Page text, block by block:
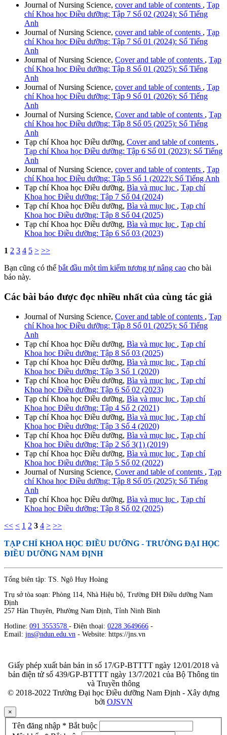
Journal of Nursing Science, cover and table of contents , Tạp
chí Khoa học Điều dưỡng: Tập 7 Số 02 (2024): Số Tiếng
Anh
Journal of Nursing Science, cover and table of contents , Tạp
chí Khoa học Điều dưỡng: Tập 7 Số 01 (2024): Số Tiếng
Anh
Journal of Nursing Science, Cover and table of contents , Tạp
chí Khoa học Điều dưỡng: Tập 8 Số 01 (2025): Số Tiếng
Anh
Journal of Nursing Science, cover and table of contents , Tạp
chí Khoa học Điều dưỡng: Tập 9 Số 01 (2026): Số Tiếng
Anh
Journal of Nursing Science, Cover and table of contents , Tạp
chí Khoa học Điều dưỡng: Tập 8 Số 05 (2025): Số Tiếng
Anh
Tạp chí Khoa học Điều dưỡng, Cover and table of contents ,
Tạp chí Khoa học Điều dưỡng: Tập 6 Số 01 (2023): Số Tiếng
Anh
Journal of Nursing Science, cover and table of contents , Tạp
chí Khoa học Điều dưỡng: Tập 5 Số 1 (2022): Số Tiếng Anh
Tạp chí Khoa học Điều dưỡng, Bìa và mục lục , Tạp chí
Khoa học Điều dưỡng: Tập 7 Số 04 (2024)
Tạp chí Khoa học Điều dưỡng, Bìa và mục lục , Tạp chí
Khoa học Điều dưỡng: Tập 8 Số 04 (2025)
Tạp chí Khoa học Điều dưỡng, Bìa và mục lục , Tạp chí
Khoa học Điều dưỡng: Tập 6 Số 03 (2023)
1 2 3 4 5 > >>
Bạn cũng có thể bắt đầu một tìm kiếm tương tự nâng cao cho bài
báo này.
Các bài báo được đọc nhiều nhất của cùng tác giả
Journal of Nursing Science, Cover and table of contents , Tạp
chí Khoa học Điều dưỡng: Tập 8 Số 01 (2025): Số Tiếng
Anh
Tạp chí Khoa học Điều dưỡng, Bìa và mục lục , Tạp chí
Khoa học Điều dưỡng: Tập 8 Số 03 (2025)
Tạp chí Khoa học Điều dưỡng, Bìa và mục lục , Tạp chí
Khoa học Điều dưỡng: Tập 3 Số 1 (2020)
Tạp chí Khoa học Điều dưỡng, Bìa và mục lục , Tạp chí
Khoa học Điều dưỡng: Tập 6 Số 02 (2023)
Tạp chí Khoa học Điều dưỡng, Bìa và mục lục , Tạp chí
Khoa học Điều dưỡng: Tập 4 Số 2 (2021)
Tạp chí Khoa học Điều dưỡng, Bìa và mục lục , Tạp chí
Khoa học Điều dưỡng: Tập 3 Số 4 (2020)
Tạp chí Khoa học Điều dưỡng, Bìa và mục lục , Tạp chí
Khoa học Điều dưỡng: Tập 2 Số 3(1) (2019)
Tạp chí Khoa học Điều dưỡng, Bìa và mục lục , Tạp chí
Khoa học Điều dưỡng: Tập 5 Số 02 (2022)
Journal of Nursing Science, Cover and table of contents , Tạp
chí Khoa học Điều dưỡng: Tập 8 Số 05 (2025): Số Tiếng
Anh
Tạp chí Khoa học Điều dưỡng, Bìa và mục lục , Tạp chí
Khoa học Điều dưỡng: Tập 8 Số 02 (2025)
<< < 1 2 3 4 > >>
TẠP CHÍ KHOA HỌC ĐIỀU DƯỠNG - TRƯỜNG ĐẠI HỌC
ĐIỀU DƯỠNG NAM ĐỊNH
Tổng biên tập: TS. Ngô Huy Hoàng
Trụ sở tòa soạn: Phòng 114, Nhà Hiệu bộ, Trường ĐH Điều dưỡng Nam
Định
257 Hàn Thuyên, Phường Nam Định, Tỉnh Ninh Bình
Hotline: 091 3553578 - Điện thoại: 0228 3649666 -
Email: jns@ndun.edu.vn - Website: https://jns.vn
Giấy phép xuất bản bản in số 17/GP-BTTTT ngày 12/01/2018 và
bản điện tử số 439/GP-BTTTT ngày 13/7/2021 của Bộ Thông tin
và Truyền thông
© 2018-2022 Trường Đại học Điều dưỡng Nam Định - Xây dựng
bởi OJSVN
×
Tên đăng nhập * Bắt buộc